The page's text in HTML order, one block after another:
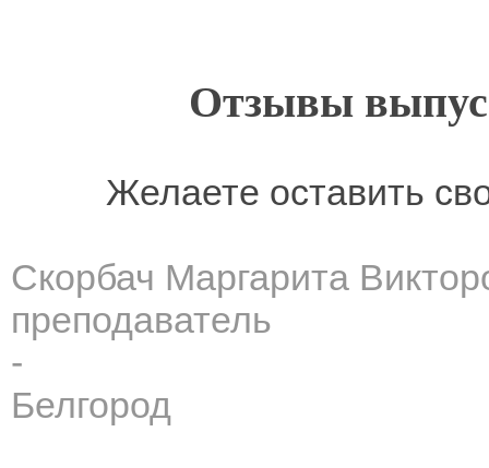
Отзывы
Желаете оставить
Скорбач Маргарита
преподаватель
-
Белгород